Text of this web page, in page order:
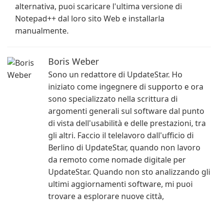
alternativa, puoi scaricare l'ultima versione di
Notepad++ dal loro sito Web e installarla
manualmente.
Boris Weber
Sono un redattore di UpdateStar. Ho
iniziato come ingegnere di supporto e ora
sono specializzato nella scrittura di
argomenti generali sul software dal punto
di vista dell'usabilità e delle prestazioni, tra
gli altri. Faccio il telelavoro dall'ufficio di
Berlino di UpdateStar, quando non lavoro
da remoto come nomade digitale per
UpdateStar. Quando non sto analizzando gli
ultimi aggiornamenti software, mi puoi
trovare a esplorare nuove città,